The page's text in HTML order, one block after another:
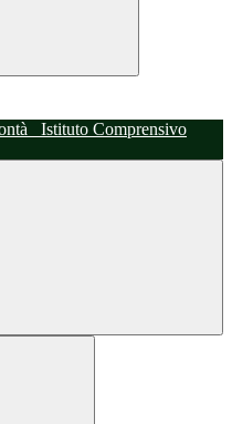
Istituto Comprensivo